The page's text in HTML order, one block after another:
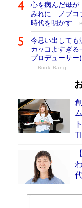
心を病んだ母が
みれに…ノブコ
時代を明かす
今思い出して
カッコよすぎ
プロデューサー
Book Bang
「叱って伸び
た“人を育て
す
Book Bang
「『火垂るの墓
続けた“自責の
い」監督が徹
戦争の記憶
美輪明宏 晩年
るための人生相
メントベストセ